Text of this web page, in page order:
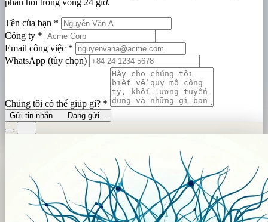
Tên của bạn *
Công ty *
Email công việc *
WhatsApp (tùy chọn)
Chúng tôi có thể giúp gì? *
Gửi tin nhắn Đang gửi...